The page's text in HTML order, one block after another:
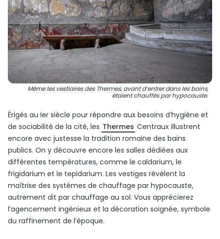
Même les vestiaires des Thermes, avant d’entrer dans les bains,
étaient chauffés par hypocauste.
Érigés au Ier siècle pour répondre aux besoins d’hygiène et
de sociabilité de la cité, les Thermes Centraux illustrent
encore avec justesse la tradition romaine des bains
publics. On y découvre encore les salles dédiées aux
différentes températures, comme le caldarium, le
frigidarium et le tepidarium. Les vestiges révèlent la
maîtrise des systèmes de chauffage par hypocauste,
autrement dit par chauffage au sol. Vous apprécierez
l’agencement ingénieux et la décoration soignée, symbole
du raffinement de l’époque.